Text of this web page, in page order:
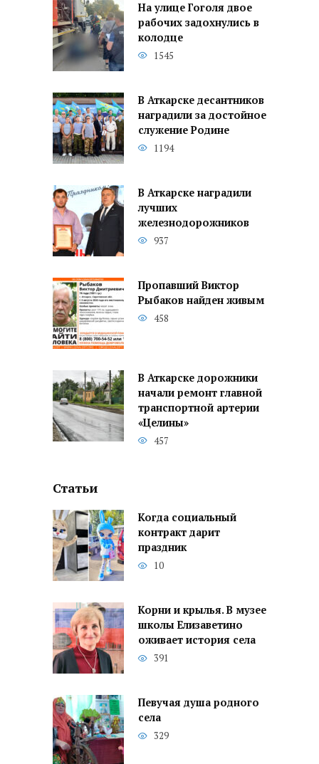
На улице Гоголя двое
рабочих задохнулись в
колодце
1545
В Аткарске десантников
наградили за достойное
служение Родине
1194
В Аткарске наградили
лучших
железнодорожников
937
Пропавший Виктор
Рыбаков найден живым
458
В Аткарске дорожники
начали ремонт главной
транспортной артерии
«Целины»
457
Статьи
Когда социальный
контракт дарит
праздник
10
Корни и крылья. В музее
школы Елизаветино
оживает история села
391
Певучая душа родного
села
329